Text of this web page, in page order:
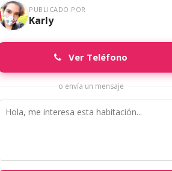
PUBLICADO POR
Karly
Ver Teléfono
o envía un mensaje